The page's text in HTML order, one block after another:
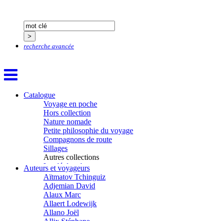
recherche avancée
Catalogue
Voyage en poche
Hors collection
Nature nomade
Petite philosophie du voyage
Compagnons de route
Sillages
Autres collections
La clé des champs
Chemins d’étoiles
Visions
Auteurs et voyageurs
Aïtmatov Tchinguiz
Adjemian David
Alaux Marc
Allaert Lodewijk
Allano Joël